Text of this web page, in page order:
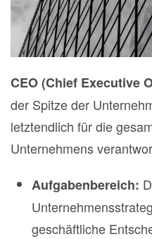
CEO (Chief Executive
der Spitze der
letztendlich für die
Unternehmens
Aufgabenbereich:
geschäftliche